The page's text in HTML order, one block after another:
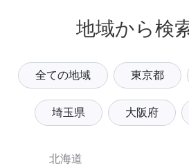
地域から検
全ての地域 東京都
埼玉県 大阪府
北海道